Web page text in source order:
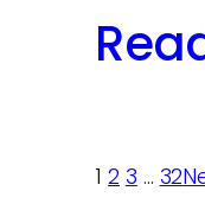
1 2 3 … 32